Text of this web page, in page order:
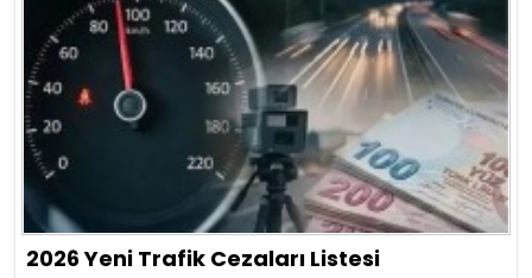
2026 Yeni Trafik Cezaları Listesi